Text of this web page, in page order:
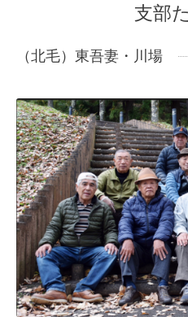
支部
（北毛）東吾妻・川場